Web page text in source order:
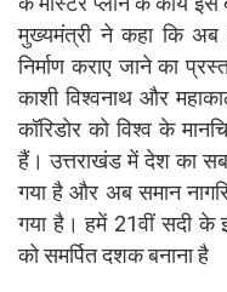
मुख्यमंत्री ने कहा कि अब
निर्माण कराए जाने का
काशी विश्वनाथ और
कॉरिडोर को विश्व के
हैं। उत्तराखंड में देश का
गया है और अब समान
गया है। हमें 21वीं सदी के
को समर्पित दशक बनाना है